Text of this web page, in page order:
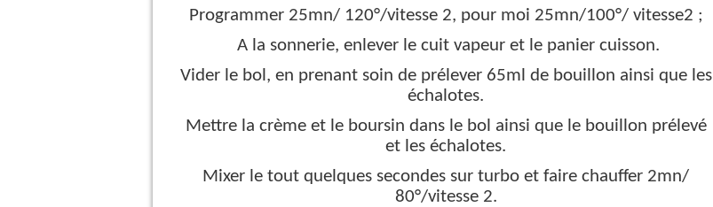
Programmer 25mn/ 120°/vitesse 2, pour moi 25mn/100°/ vitesse2 ;
A la sonnerie, enlever le cuit vapeur et le panier cuisson.
Vider le bol, en prenant soin de prélever 65ml de bouillon ainsi que les
échalotes.
Mettre la crème et le boursin dans le bol ainsi que le bouillon prélevé
et les échalotes.
Mixer le tout quelques secondes sur turbo et faire chauffer 2mn/
80°/vitesse 2.